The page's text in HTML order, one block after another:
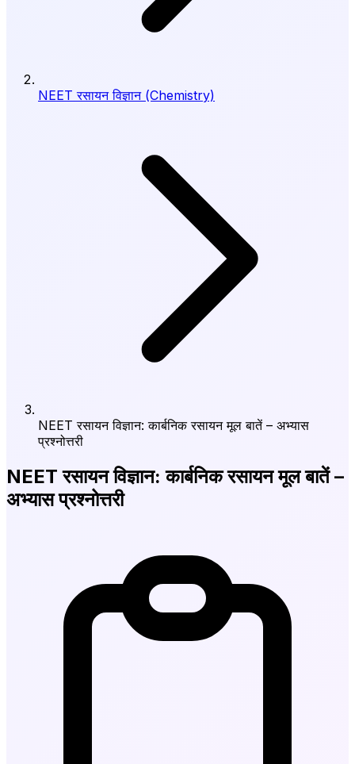
NEET रसायन विज्ञान (Chemistry)
NEET रसायन विज्ञान: कार्बनिक रसायन मूल बातें – अभ्यास
प्रश्नोत्तरी
NEET रसायन विज्ञान: कार्बनिक रसायन मूल बातें –
अभ्यास प्रश्नोत्तरी